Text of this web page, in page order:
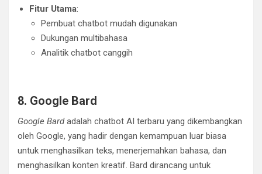
Fitur Utama:
Pembuat chatbot mudah digunakan
Dukungan multibahasa
Analitik chatbot canggih
8. Google Bard
Google Bardadalah chatbot AI terbaru yang dikembangkan
oleh Google, yang hadir dengan kemampuan luar biasa
untuk menghasilkan teks, menerjemahkan bahasa, dan
menghasilkan konten kreatif. Bard dirancang untuk